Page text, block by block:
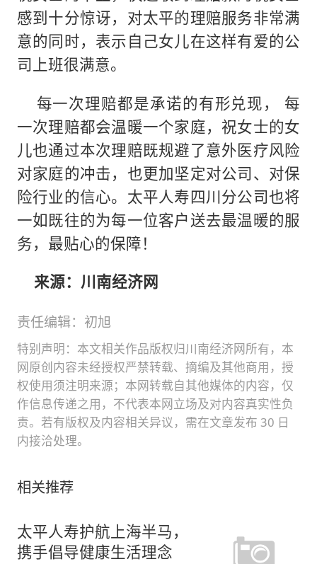
感到十分惊讶，对太平的理赔服务非常满
意的同时，表示自己女儿在这样有爱的公
司上班很满意。
每一次理赔都是承诺的有形兑现， 每
一次理赔都会温暖一个家庭，祝女士的女
儿也通过本次理赔既规避了意外医疗风险
对家庭的冲击，也更加坚定对公司、对保
险行业的信心。太平人寿四川分公司也将
一如既往的为每一位客户送去最温暖的服
务，最贴心的保障！
来源：川南经济网
责任编辑：初旭
特别声明：本文相关作品版权归川南经济网所有，本
网原创内容未经授权严禁转载、摘编及其他商用，授
权使用须注明来源；本网转载自其他媒体的内容，仅
作信息传递之用，不代表本网立场及对内容真实性负
责。若有版权及内容相关异议，需在文章发布 30 日
内接洽处理。
相关推荐
太平人寿护航上海半马，
携手倡导健康生活理念